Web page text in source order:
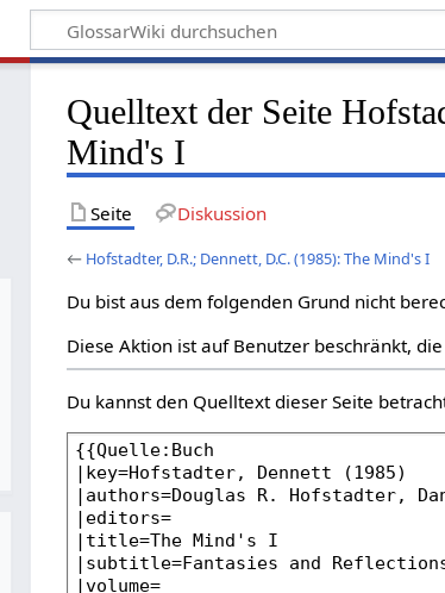
Quelltext der Seite
Mind's I
Seite Diskussion
← Hofstadter, D.R.; Dennett, D.C. (1985): The Mind's I
Du bist aus dem folgenden Grund nicht
Diese Aktion ist auf Benutzer beschränkt,
Du kannst den Quelltext dieser Seite